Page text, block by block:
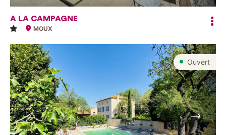
A LA CAMPAGNE
MOUX
Ouvert
Suivant